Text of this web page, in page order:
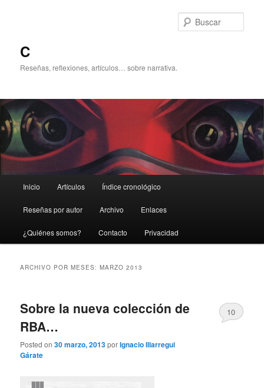
C
Reseñas, reflexiones, artículos… sobre narrativa.
principal
Inicio Artículos Índice cronológico
Reseñas por autor Archivo Enlaces
¿Quiénes somos? Contacto Privacidad
ARCHIVO POR MESES:MARZO 2013
Sobre la nueva colección de
RBA…
Posted on30 marzo, 2013porIgnacio Illarregui
Gárate
10